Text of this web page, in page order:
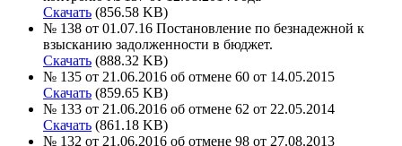
Скачать (856.58 KB)
№ 138 от 01.07.16 Постановление по безнадежной к
взысканию задолженности в бюджет.
Скачать (888.32 KB)
№ 135 от 21.06.2016 об отмене 60 от 14.05.2015
Скачать (859.65 KB)
№ 133 от 21.06.2016 об отмене 62 от 22.05.2014
Скачать (861.18 KB)
№ 132 от 21.06.2016 об отмене 98 от 27.08.2013